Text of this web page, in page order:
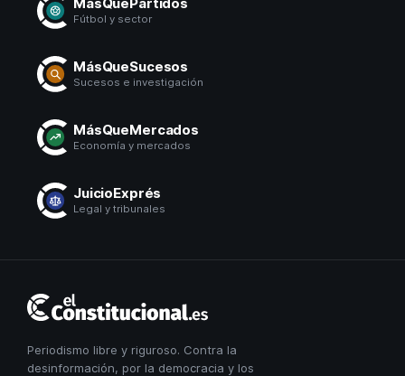
MásQuePartidos
Fútbol y sector
MásQueSucesos
Sucesos e investigación
MásQueMercados
Economía y mercados
JuicioExprés
Legal y tribunales
Constitucional
Periodismo libre y riguroso. Contra la
desinformación, por la democracia y los